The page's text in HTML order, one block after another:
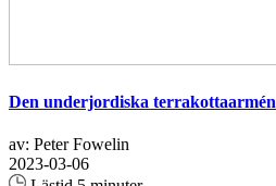
Den underjordiska terrakottaarmén
av: Peter Fowelin
2023-03-06